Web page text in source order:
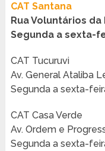
CAT Santana
Rua Voluntários da
Segunda a sexta-
CAT Tucuruvi
Av. General Ataliba
Segunda a sexta-
CAT Casa Verde
Av. Ordem e
Segunda a sexta-